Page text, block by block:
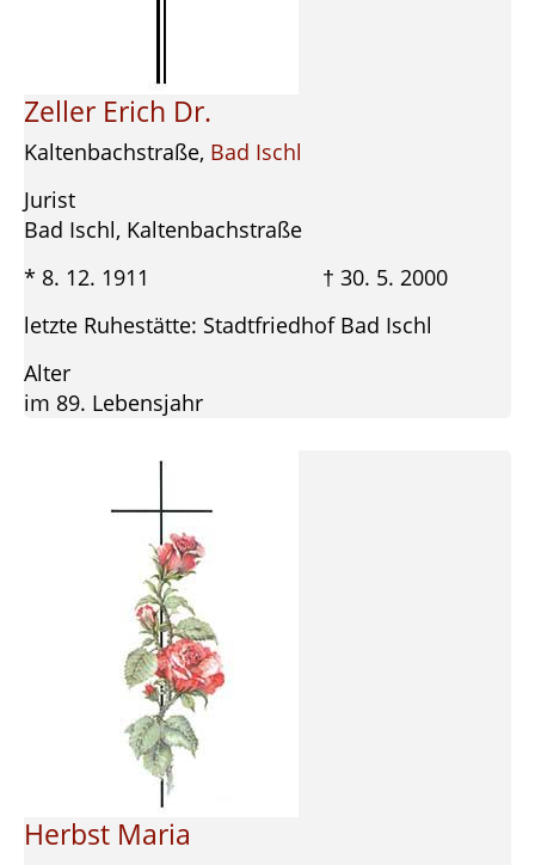
Zeller Erich Dr.
Kaltenbachstraße, Bad Ischl
Jurist
Bad Ischl, Kaltenbachstraße
* 8. 12. 1911 † 30. 5. 2000
letzte Ruhestätte: Stadtfriedhof Bad Ischl
Alter
im 89. Lebensjahr
Herbst Maria